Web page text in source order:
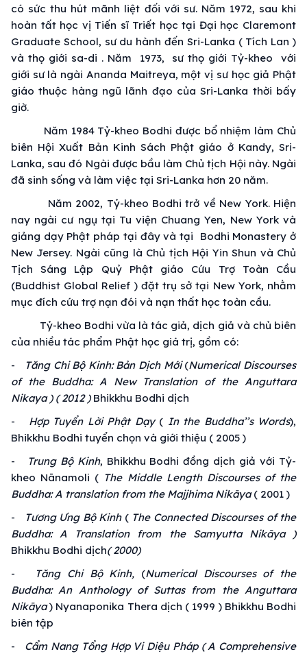
có sức thu hút mãnh liệt đối với sư. Năm 1972, sau khi
hoàn tấthọc vị Tiến sĩ Triết học tại Đại học Claremont
Graduate School, sư du hành đến Sri-Lanka ( Tích Lan )
và thọ giới sa-di . Năm 1973, sưthọ giới Tỷ-kheo với
giới sưlà ngài Ananda Maitreya, một vị sư học giả Phật
giáo thuộc hàng ngũ lãnh đạo của Sri-Lanka thời bấy
giờ.
Năm 1984 Tỷ-kheo Bodhi được bổ nhiệm làm Chủ
biên Hội Xuất Bản Kinh Sách Phật giáo ở Kandy, Sri-
Lanka, sau đó Ngài được bầu làm Chủ tịch Hội này. Ngài
đã sinh sống và làm việc tại Sri-Lanka hơn 20 năm.
Năm 2002, Tỷ-kheo Bodhitrở vềNew York. Hiện
nay ngài cư ngụ tại Tu viện Chuang Yen, New York và
giảng dạy Phật pháp tại đây và tại Bodhi Monastery ở
New Jersey. Ngài cũng là Chủ tịch Hội Yin Shun và Chủ
TịchSáng Lập Quỷ Phật giáo Cứu Trợ Toàn Cầu
(Buddhist Global Relief ) đặt trụ sở tại New York, nhằm
mục đích cứu trợ nạn đói và nạn thất học toàn cầu.
Tỷ-kheo Bodhi vừa làtác giả, dịch giả và chủ biên
của nhiều tác phẩm Phật học giá trị, gồm có:
-
Tăng Chi Bộ Kinh: Bản Dịch Mới(Numerical Discourses
of the Buddha: A New Translation of the Anguttara
Nikaya ) ( 2012 ) Bhikkhu Bodhi dịch
- Hợp Tuyển Lời Phật Dạy( In the Buddha’’s Words),
Bhikkhu Bodhi tuyển chọn và giới thiệu ( 2005 )
-
Trung Bộ Kinh, Bhikkhu Bodhi đồng dịch giả với Tỷ-
kheo Nānamoli ( The Middle Length Discourses of the
Buddha: A translation from the Majjhima Nikāya( 2001 )
-
Tương Ưng Bộ Kinh( The Connected Discourses of the
Buddha: A Translation from the Samyutta Nikāya )
Bhikkhu Bodhi dịch( 2000)
-
Tăng Chi Bộ Kinh, (Numerical Discourses of the
Buddha: An Anthology of Suttas from the Anguttara
Nikāya) Nyanaponika Thera dịch ( 1999 ) Bhikkhu Bodhi
biên tập
- Cẩm Nang Tổng Hợp Vi Diệu Pháp( A Comprehensive